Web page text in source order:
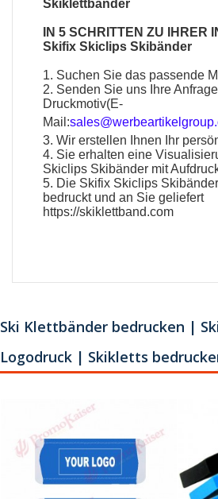
Skiklettbänder
IN 5 SCHRITTEN ZU IHRER
Skifix Skiclips Skibänder
1. Suchen Sie das passende
2. Senden Sie uns Ihre
Druckmotiv(E-
Mail:
3. Wir erstellen Ihnen Ihr
4. Sie erhalten eine
Skiclips Skibänder mit
5. Die Skifix Skiclips
bedruckt und an Sie geliefert
https://skiklettband.com
Ski Klettbänder bedrucken |
Logodruck | Skikletts